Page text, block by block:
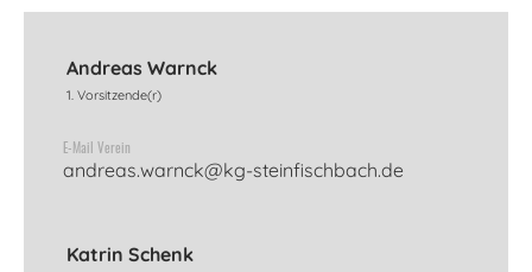
Andreas Warnck
1. Vorsitzende(r)
E-Mail Verein
andreas.warnck@kg-steinfischbach.de
Katrin Schenk